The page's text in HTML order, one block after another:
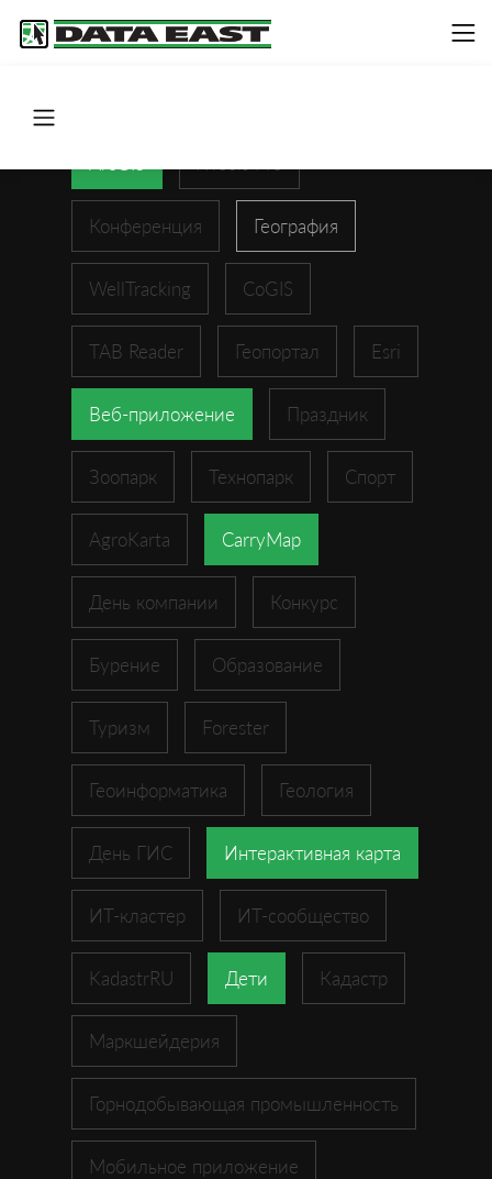
Конференция География
WellTracking CoGIS
TAB Reader Геопортал Esri
Веб-приложение Праздник
Зоопарк Технопарк Спорт
AgroKarta CarryMap
День компании Конкурс
Бурение Образование
Туризм Forester
Геоинформатика Геология
День ГИС Интерактивная карта
ИТ-кластер ИТ-сообщество
KadastrRU Дети Кадастр
Маркшейдерия
Горнодобывающая промышленность
Мобильное приложение